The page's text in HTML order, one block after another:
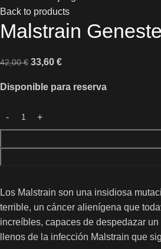
Back to products
Malstrain
42,00€ 33,60 €
Disponible para reserva
Los Malstrain son una insidiosa
terrible, un cáncer alienígena que
increíbles, capaces de despedazar
llenos de la infección Malstrain que